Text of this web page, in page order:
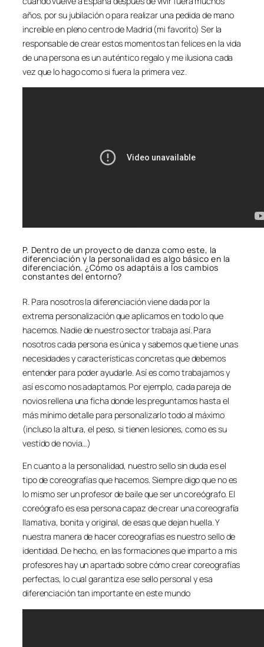
años, por su jubilación o para realizar una pedida de mano
increíble en pleno centro de Madrid (mi favorito) Ser la
responsable de crear estos momentos tan felices en la vida
de una persona es un auténtico regalo y me ilusiona cada
vez que lo hago como si fuera la primera vez.
P. Dentro de un proyecto de danza como este, la
diferenciación y la personalidad es algo básico en la
diferenciación. ¿Cómo os adaptáis a los cambios
constantes del entorno?
R. Para nosotros la diferenciación viene dada por la
extrema personalización que aplicamos en todo lo que
hacemos. Nadie de nuestro sector trabaja así. Para
nosotros cada persona es única y sabemos que tiene unas
necesidades y características concretas que debemos
entender para poder ayudarle. Así es como trabajamos y
así es como nos adaptamos. Por ejemplo, cada pareja de
novios rellena una ficha donde les preguntamos hasta el
más mínimo detalle para personalizarlo todo al máximo
(incluso la altura, el peso, si tienen lesiones, como es su
vestido de novia…)
En cuanto a la personalidad, nuestro sello sin duda es el
tipo de coreografías que hacemos. Siempre digo que no es
lo mismo ser un profesor de baile que ser un coreógrafo. El
coreógrafo es esa persona capaz de crear una coreografía
llamativa, bonita y original, de esas que dejan huella. Y
nuestra manera de hacer coreografías es nuestro sello de
identidad. De hecho, en las formaciones que imparto a mis
profesores hay un apartado sobre cómo crear coreografías
perfectas, lo cual garantiza ese sello personal y esa
diferenciación tan importante en este mundo